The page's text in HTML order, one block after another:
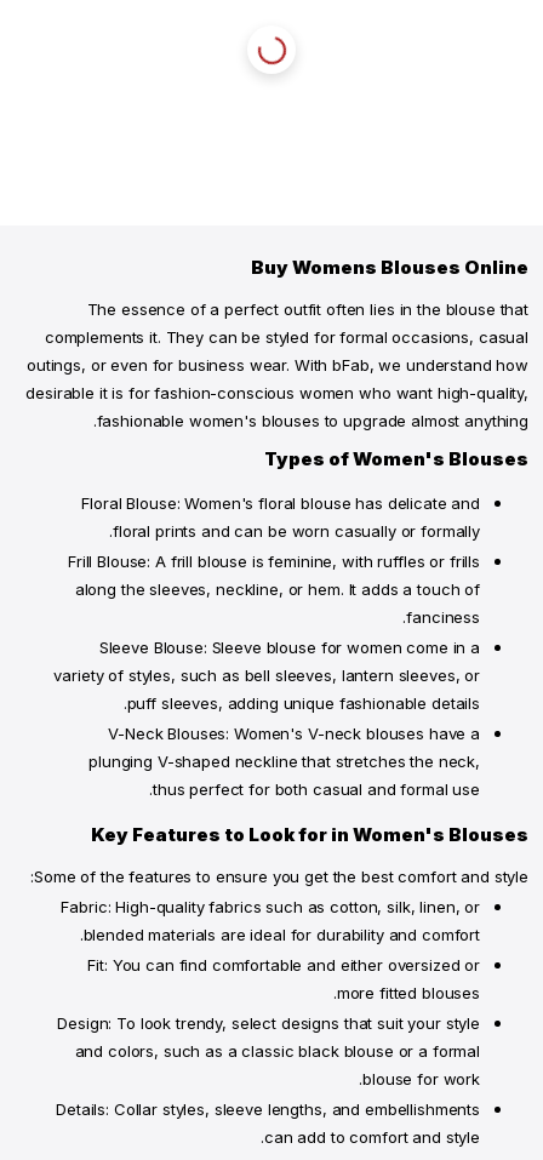
قميص ملاك كم ربطة الخصر
ر.ق.‏
109 .00
بلوزة زيتوني كم 3/4 بوبوفر
ر.ق.‏
85.00
جديد
بلوزة مورد نمط بوبوفر
ر.ق.‏
95.00
بلوزة مخطط كم 3/4 بوبوفر
ر.ق.‏
95.00
جديد